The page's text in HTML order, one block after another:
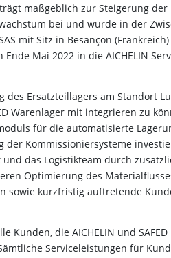
maßgeblich zur Steigerung der
bei und wurde in der
mit Sitz in Besançon
Mai 2022 in die AICHELIN
des Ersatzteillagers am Standort
Warenlager mit integrieren zu
für die automatisierte
der Kommissioniersysteme
das Logistikteam durch
Optimierung des
sowie kurzfristig auftretende
Kunden, die AICHELIN und SAFED
Serviceleistungen für